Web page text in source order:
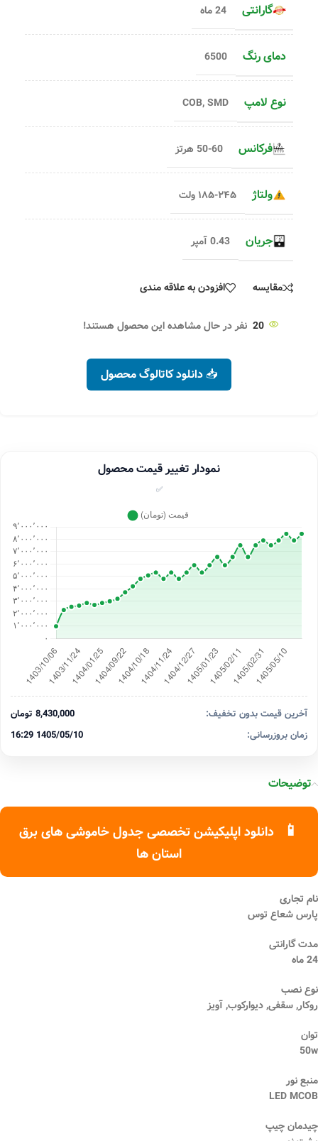
گارانتی 24 ماه
دمای رنگ 6500
نوع لامپ COB,SMD
فرکانس 50-60 هرتز
ولتاژ ۱۸۵-۲۴۵ ولت
جریان 0.43 آمپر
مقایسه افزودن به علاقه مندی
20 نفر در حال مشاهده این محصول هستند!
📥 دانلود کاتالوگ محصول
نمودار تغییر قیمت محصول
✅
آخرین قیمت بدون تخفیف:
8,430,000 تومان
زمان بروزرسانی:
1405/05/10 16:29
توضیحات
📱
دانلود اپلیکیشن تخصصی جدول خاموشی های برق
استان ها
نام تجاری
پارس شعاع توس
مدت گارانتی
24 ماه
نوع نصب
روکار, سقفی, دیوارکوب, آویز
توان
50w
منبع نور
LED MCOB
چیدمان چیپ